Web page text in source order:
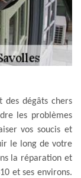
des dégâts chers
les problèmes
vos soucis et
le long de votre
la réparation et
et ses environs.